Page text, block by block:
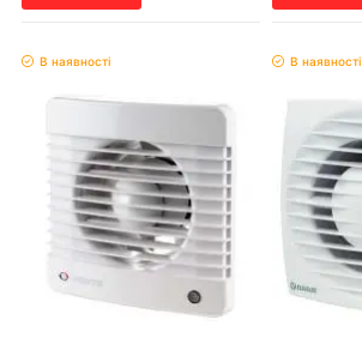
В наявності В наявності